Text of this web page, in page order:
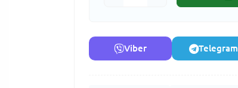
Viber Telegram